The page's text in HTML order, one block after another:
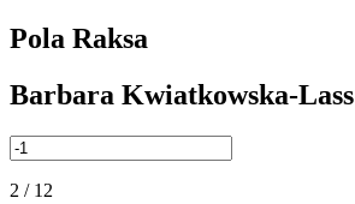
Pola Raksa
Barbara Kwiatkowska-Lass
2 / 12